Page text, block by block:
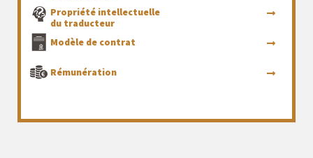
Propriété intellectuelle
du traducteur
Modèle de contrat
Rémunération